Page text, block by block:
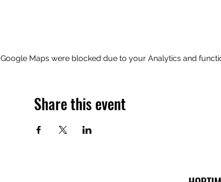
Google Maps were blocked due to your Analytics and
Share this event